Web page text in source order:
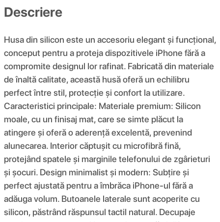
Descriere
Husa din silicon este un accesoriu elegant și funcțional,
conceput pentru a proteja dispozitivele iPhone fără a
compromite designul lor rafinat. Fabricată din materiale
de înaltă calitate, această husă oferă un echilibru
perfect între stil, protecție și confort la utilizare.
Caracteristici principale: Materiale premium: Silicon
moale, cu un finisaj mat, care se simte plăcut la
atingere și oferă o aderență excelentă, prevenind
alunecarea. Interior căptușit cu microfibră fină,
protejând spatele și marginile telefonului de zgârieturi
și șocuri. Design minimalist și modern: Subțire și
perfect ajustată pentru a îmbrăca iPhone-ul fără a
adăuga volum. Butoanele laterale sunt acoperite cu
silicon, păstrând răspunsul tactil natural. Decupaje